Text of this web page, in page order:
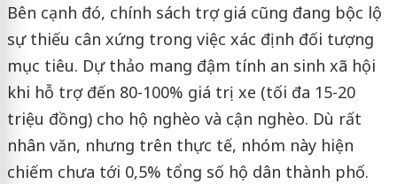
Bên cạnh đó, chính sách trợ giá cũng đang bộc lộ
sự thiếu cân xứng trong việc xác định đối tượng
mục tiêu. Dự thảo mang đậm tính an sinh xã hội
khi hỗ trợ đến 80-100% giá trị xe (tối đa 15-20
triệu đồng) cho hộ nghèo và cận nghèo. Dù rất
nhân văn, nhưng trên thực tế, nhóm này hiện
chiếm chưa tới 0,5% tổng số hộ dân thành phố.